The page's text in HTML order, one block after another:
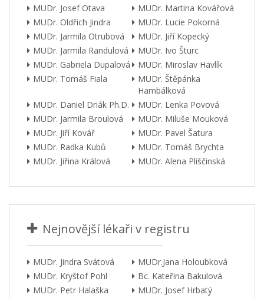
MUDr. Josef Otava
MUDr. Martina Kovářová
MUDr. Oldřich Jindra
MUDr. Lucie Pokorná
MUDr. Jarmila Otrubová
MUDr. Jiří Kopecký
MUDr. Jarmila Randulová
MUDr. Ivo Šturc
MUDr. Gabriela Dupalová
MUDr. Miroslav Havlík
MUDr. Tomáš Fiala
MUDr. Štěpánka
Hambálková
MUDr. Daniel Driák Ph.D.
MUDr. Lenka Povová
MUDr. Jarmila Broulová
MUDr. Miluše Mouková
MUDr. Jiří Kovář
MUDr. Pavel Šatura
MUDr. Radka Kubů
MUDr. Tomáš Brychta
MUDr. Jiřina Králová
MUDr. Alena Pliščinská
Nejnovější lékaři v registru
MUDr. Jindra Svátová
MUDr.Jana Holoubková
MUDr. Kryštof Pohl
Bc. Kateřina Bakulová
MUDr. Petr Halaška
MUDr. Josef Hrbatý